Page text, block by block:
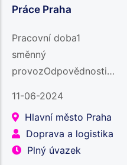
Práce Praha
Pracovní doba1
směnný
provozOdpovědnostipráce
balení a expedice
zbožíkontrola kvality
objednávek před
11-06-2024
Hlavní město Praha
Doprava a logistika
Plný úvazek